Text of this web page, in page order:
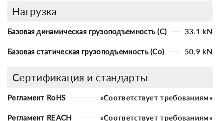
Нагрузка
Базовая динамическая грузоподъемность (C) 33.1 kN
Базовая статическая грузоподъемность (Co) 50.9 kN
Сертификация и стандарты
Регламент RoHS «Соответствует требованиям»
Регламент REACH «Соответствует требованиям»